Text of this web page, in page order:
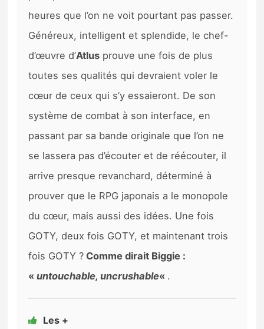
heures que l’on ne voit pourtant pas passer.
Généreux, intelligent et splendide, le chef-
d’œuvre d’Atlus prouve une fois de plus
toutes ses qualités qui devraient voler le
cœur de ceux qui s’y essaieront. De son
système de combat à son interface, en
passant par sa bande originale que l’on ne
se lassera pas d’écouter et de réécouter, il
arrive presque revanchard, déterminé à
prouver que le RPG japonais a le monopole
du cœur, mais aussi des idées. Une fois
GOTY, deux fois GOTY, et maintenant trois
fois GOTY ? Comme dirait Biggie :
«untouchable, uncrushable« .
Les +